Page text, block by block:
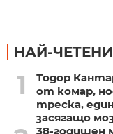
НАЙ-ЧЕТЕНИ
1
Тодор
от комар,
треска,
засягащо
38-годишен